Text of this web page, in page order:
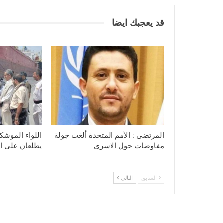
قد يعجبك ايضا
المرتضى : الأمم المتحدة ألغت جولة
مفاوضات حول الاسرى
اللواء
يطلعان على
السابق التالي